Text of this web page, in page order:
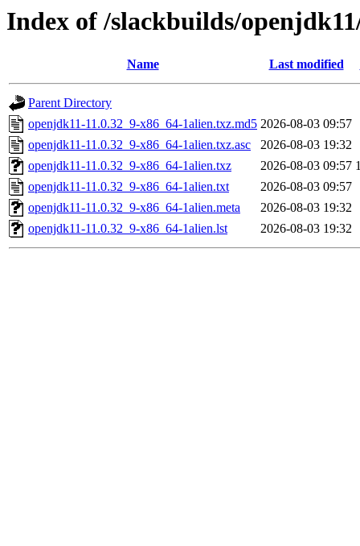
Index of /slackbuilds/
Name Last modified
Parent Directory
openjdk11-11.0.32_9-x86_64-1alien.txz.md5 2026-08-03 09:57
openjdk11-11.0.32_9-x86_64-1alien.txz.asc
2026-08-03 19:32
openjdk11-11.0.32_9-x86_64-1alien.txz
2026-08-03 09:57
openjdk11-11.0.32_9-x86_64-1alien.txt
2026-08-03 09:57
openjdk11-11.0.32_9-x86_64-1alien.meta
2026-08-03 19:32
openjdk11-11.0.32_9-x86_64-1alien.lst
2026-08-03 19:32